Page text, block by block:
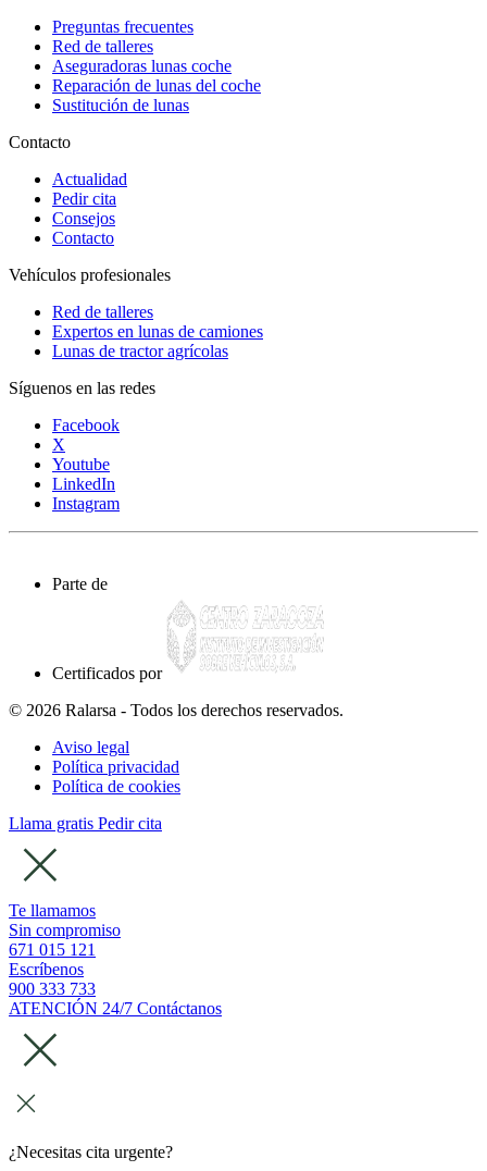
Preguntas frecuentes
Red de talleres
Aseguradoras lunas coche
Reparación de lunas del coche
Sustitución de lunas
Contacto
Actualidad
Pedir cita
Consejos
Contacto
Vehículos profesionales
Red de talleres
Expertos en lunas de camiones
Lunas de tractor agrícolas
Síguenos en las redes
Facebook
X
Youtube
LinkedIn
Instagram
Parte de
Certificados por
© 2026 Ralarsa - Todos los derechos reservados.
Aviso legal
Política privacidad
Política de cookies
Llama gratis Pedir cita
Te llamamos
Sin compromiso
671 015 121
Escríbenos
900 333 733
ATENCIÓN 24/7 Contáctanos
¿Necesitas cita urgente?